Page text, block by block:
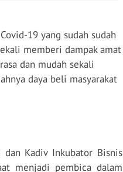
19 yang sudah sudah
memberi dampak amat
dan mudah sekali
daya beli masyarakat
dan Kadiv Inkubator Bisnis
menjadi pembica dalam